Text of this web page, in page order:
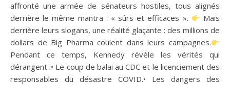
affronté une armée de sénateurs hostiles, tous alignés
derrière le même mantra : « sûrs et efficaces ».
Mais
derrière leurs slogans, une réalité glaçante : des millions de
dollars de Big Pharma coulent dans leurs campagnes.
Pendant ce temps, Kennedy révèle les vérités qui
dérangent :• Le coup de balai au CDC et le licenciement des
responsables du désastre COVID.• Les dangers des